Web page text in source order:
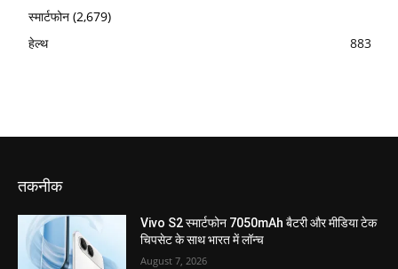
स्मार्टफोन (2,679)
हेल्थ
883
तकनीक
Vivo S2 स्मार्टफोन 7050mAh बैटरी और मीडिया टेक
चिपसेट के साथ भारत में लॉन्च
August 7, 2026